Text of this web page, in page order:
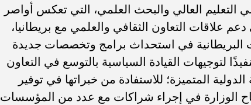
العالي والبحث العلمي، التي تعكس أواصر
علاقات التعاون الثقافي والعلمي مع بريطانيا،
البريطانية في استحداث برامج وتخصصات جديدة
لتوجيهات القيادة السياسية بالتوسع في التعاون
المتميزة؛ للاستفادة من خبراتها في توفير
الوزارة في إجراء شراكات مع عدد من المؤسسات